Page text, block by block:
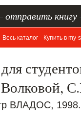
отправить книгу
Весь каталог Купить в my-
ВЛАДОС,